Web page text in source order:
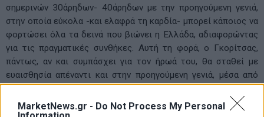
MarketNews.gr - Do Not Process My Personal
σημερινών 30άρηδων- 40άρηδων με την προηγούμενη γενιά,
στην οποία εύκολα -και ελαφρά τη καρδία- μπορεί κάποιος να
φορτώσει όλα τα δεινά που βιώνει η Ελλάδα, αδιαφορώντας
για τις πραγματικές συνθήκες. Αυτή τη φορά, ο Γκορίτσας,
πάντως, αν και συμπάσχει για τον ήρωά του, θα σταθεί με
ευαισθησία απέναντι και στην προηγούμενη γενιά, μέσα από
τον χαρακτήρα του πατέρα τού ήρωα.
Από κει και πέρα, η ταινία βλέπεται ευχάριστα, ρέει με